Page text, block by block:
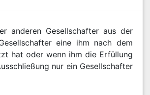
anderen Gesellschafter aus der
eine ihm nach dem
hat oder wenn ihm die Erfüllung
nur ein Gesellschafter